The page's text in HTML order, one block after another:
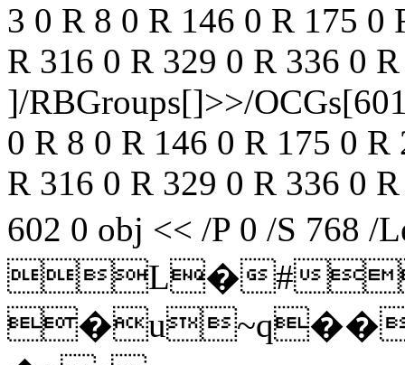
3 0 R 8 0 R 146 0 R 175 0
R 316 0 R 329 0 R 336 0
]/RBGroups[]>>/
0 R 8 0 R 146 0 R 175 0
R 316 0 R 329 0 R 336 0
602 0 obj << /P 0 /S 768
L�#